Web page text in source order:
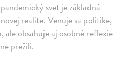
svet je základná
realite. Venuje sa politike,
obsahuje aj osobné reflexie
prežili.